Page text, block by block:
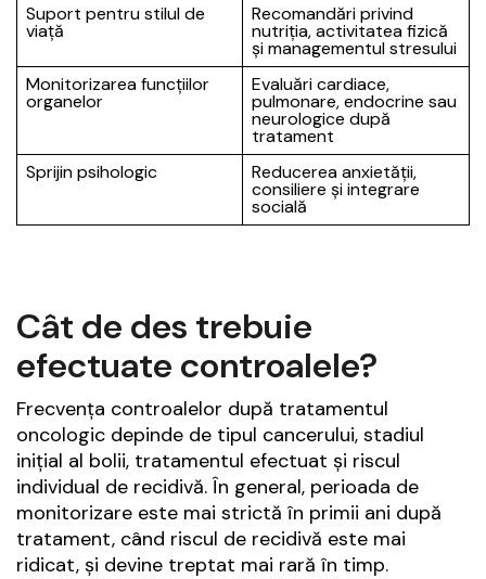
Suport pentru stilul de
viață
Recomandări privind
nutriția, activitatea fizică
și managementul stresului
Monitorizarea funcțiilor
organelor
Evaluări cardiace,
pulmonare, endocrine sau
neurologice după
tratament
Sprijin psihologic
Reducerea anxietății,
consiliere și integrare
socială
Cât de des trebuie
efectuate controalele?
Frecvența controalelor după tratamentul
oncologic depinde de tipul cancerului, stadiul
inițial al bolii, tratamentul efectuat și riscul
individual de recidivă. În general, perioada de
monitorizare este mai strictă în primii ani după
tratament, când riscul de recidivă este mai
ridicat, și devine treptat mai rară în timp.